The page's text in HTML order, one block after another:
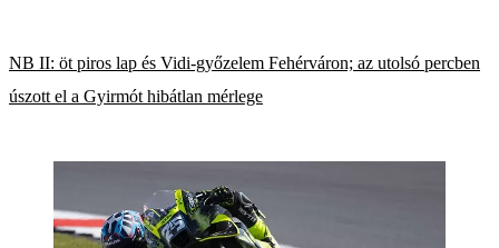
NB II: öt piros lap és Vidi-győzelem Fehérváron; az utolsó percben
úszott el a Gyirmót hibátlan mérlege